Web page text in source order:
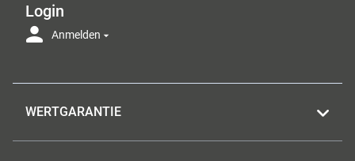
Login
Anmelden
WERTGARANTIE